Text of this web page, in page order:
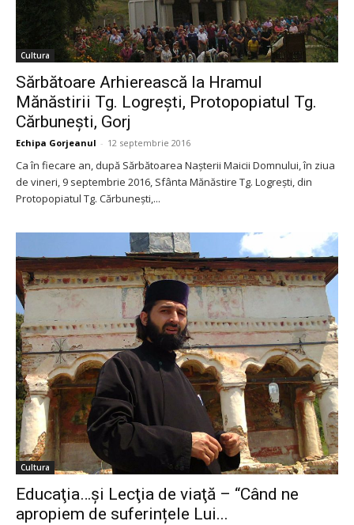
Cultura
Sărbătoare Arhierească la Hramul
Mănăstirii Tg. Logrești, Protopopiatul Tg.
Cărbunești, Gorj
Echipa Gorjeanul - 12 septembrie 2016
Ca în fiecare an, după Sărbătoarea Nașterii Maicii Domnului, în ziua
de vineri, 9 septembrie 2016, Sfânta Mănăstire Tg. Logrești, din
Protopopiatul Tg. Cărbunești,...
Cultura
Educaţia…şi Lecţia de viaţă – “Când ne
apropiem de suferințele Lui...